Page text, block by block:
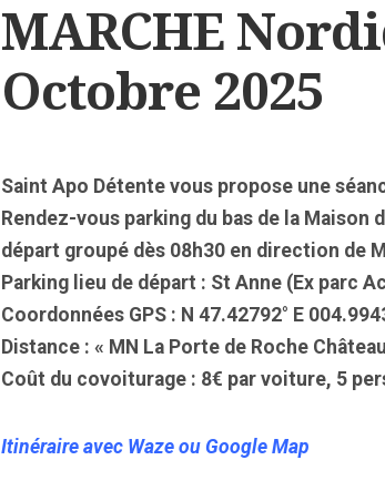
MARCHE
Octobre 2025
Saint Apo Détente vous propose une
Rendez-vous parking du bas de la Maison
départ groupé dès 08h30 en direction de
Parking lieu de départ : St Anne (Ex parc
Coordonnées GPS : N 47.42792° E
Distance : « MN La Porte de Roche
Coût du covoiturage : 8€ par voiture, 5
Itinéraire avec Waze ou Google Map